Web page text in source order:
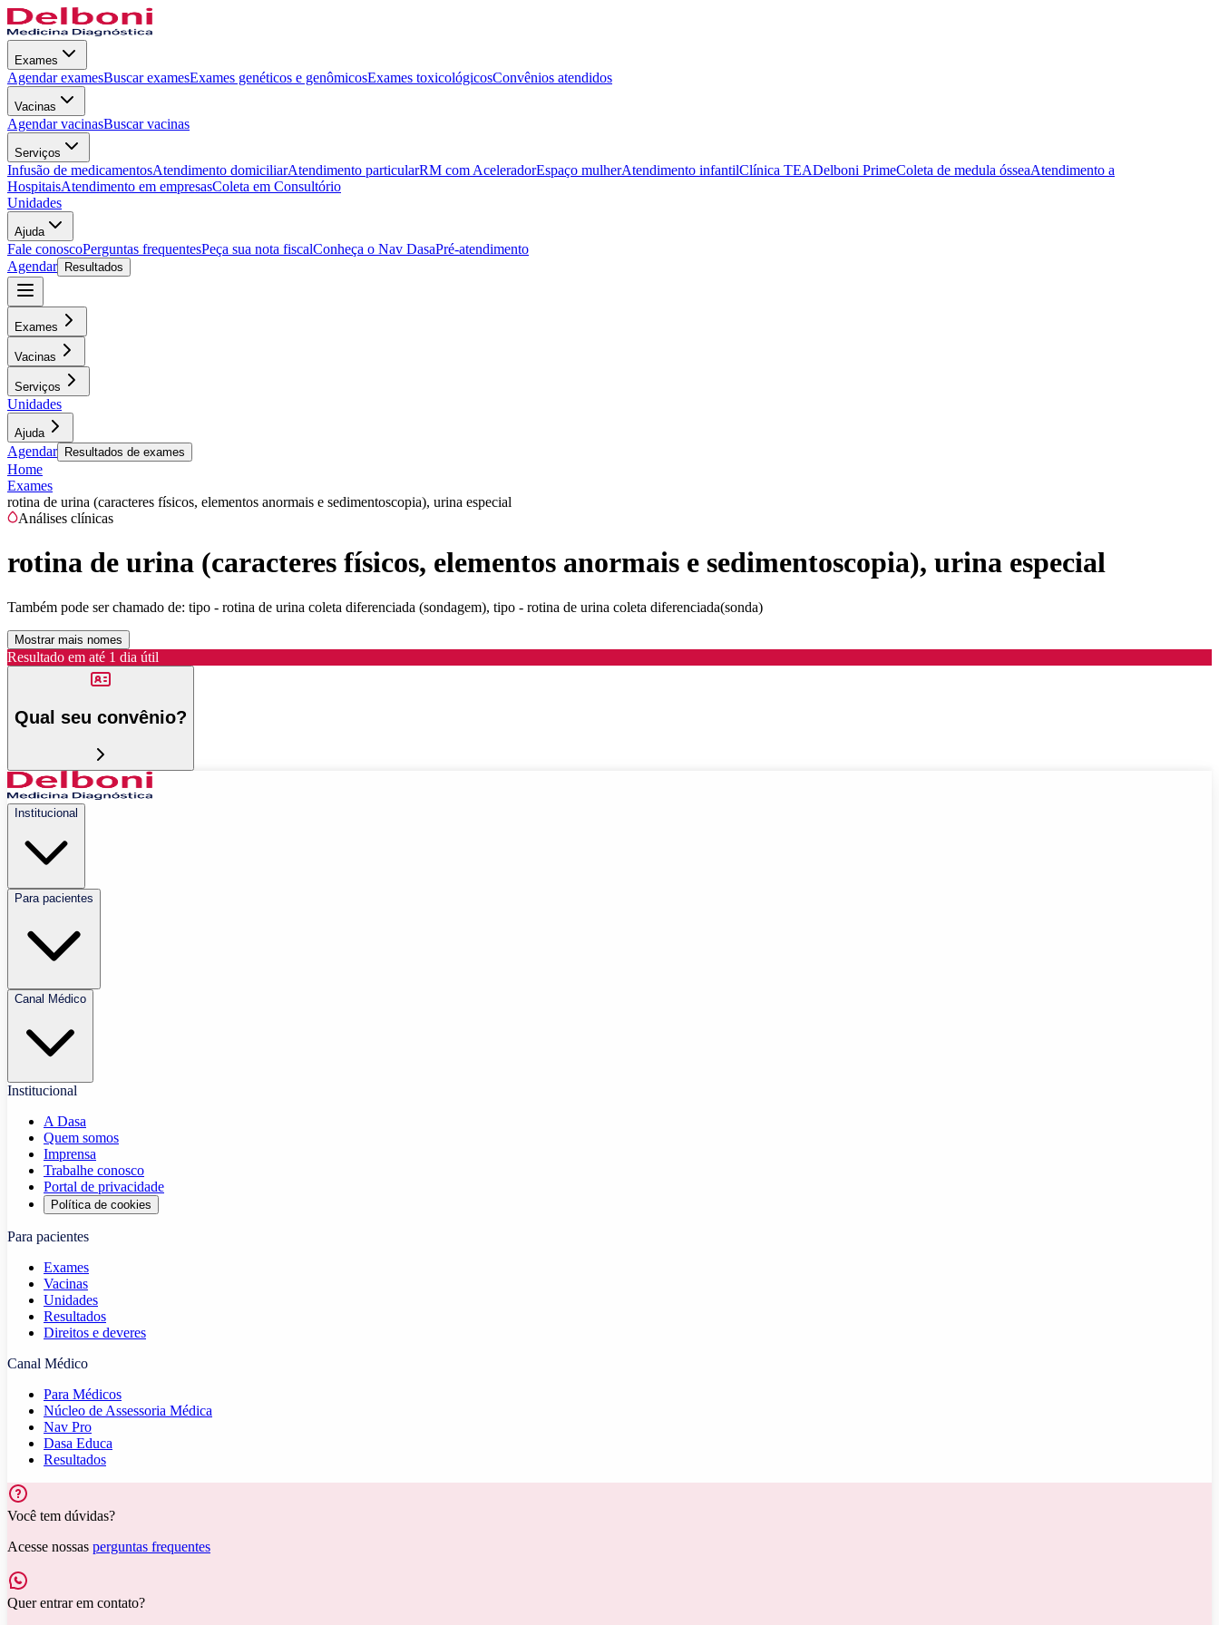
Exames
Agendar examesBuscar examesExames genéticos e genômicosExames toxicológicosConvênios atendidos
Vacinas
Agendar vacinasBuscar vacinas
Serviços
Infusão de medicamentosAtendimento domiciliarAtendimento particularRM com AceleradorEspaço mulherAtendimento infantilClínica TEADelboni PrimeColeta de medula ósseaAtendimento a
HospitaisAtendimento em empresasColeta em Consultório
Unidades
Ajuda
Fale conoscoPerguntas frequentesPeça sua nota fiscalConheça o Nav DasaPré-atendimento
Agendar
Resultados
Exames
Vacinas
Serviços
Unidades
Ajuda
Agendar Resultados de exames
Home
Exames
rotina de urina (caracteres físicos, elementos anormais e sedimentoscopia), urina especial
Análises clínicas
rotina de urina (caracteres físicos, elementos anormais e sedimentoscopia), urina especial
Também pode ser chamado de: tipo - rotina de urina coleta diferenciada (sondagem), tipo - rotina de urina coleta diferenciada(sonda)
Mostrar mais nomes
Resultado em até 1 dia útil
Qual seu convênio?
Institucional
Para pacientes
Canal Médico
Institucional
A Dasa
Quem somos
Imprensa
Trabalhe conosco
Portal de privacidade
Política de cookies
Para pacientes
Exames
Vacinas
Unidades
Resultados
Direitos e deveres
Canal Médico
Para Médicos
Núcleo de Assessoria Médica
Nav Pro
Dasa Educa
Resultados
Você tem dúvidas?
Acesse nossas perguntas frequentes
Quer entrar em contato?